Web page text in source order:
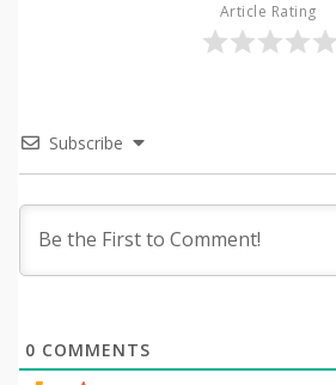
Article Rating
Subscribe
0 COMMENTS